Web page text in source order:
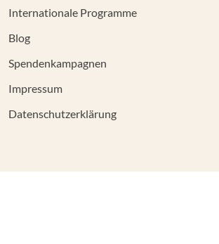
Internationale Programme
Blog
Spendenkampagnen
Impressum
Datenschutzerklärung